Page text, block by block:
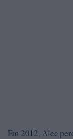
Em 2012, Alec